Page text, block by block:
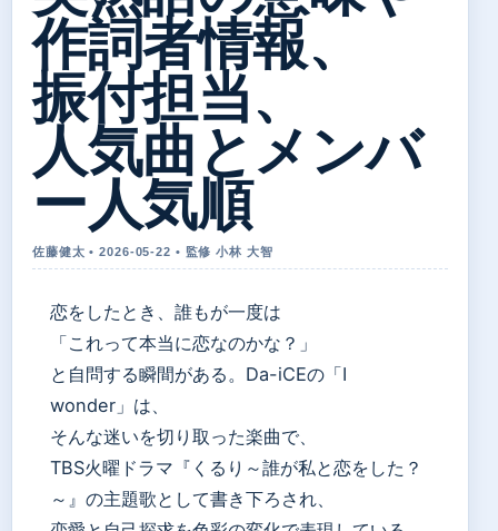
作詞者情報、
振付担当、
人気曲とメンバ
ー人気順
佐藤健太 • 2026-05-22 • 監修 小林 大智
恋をしたとき、誰もが一度は
「これって本当に恋なのかな？」
と自問する瞬間がある。Da-iCEの「I
wonder」は、
そんな迷いを切り取った楽曲で、
TBS火曜ドラマ『くるり～誰が私と恋をした？
～』の主題歌として書き下ろされ、